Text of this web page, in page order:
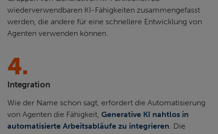
wiederverwendbaren KI-Fähigkeiten zusammengefasst
werden, die andere für eine schnellere Entwicklung von
Agenten verwenden können.
4.
Integration
Wie der Name schon sagt, erfordert die Automatisierung
von Agenten die Fähigkeit, Generative KI nahtlos in
automatisierte Arbeitsabläufe zu integrieren. Die